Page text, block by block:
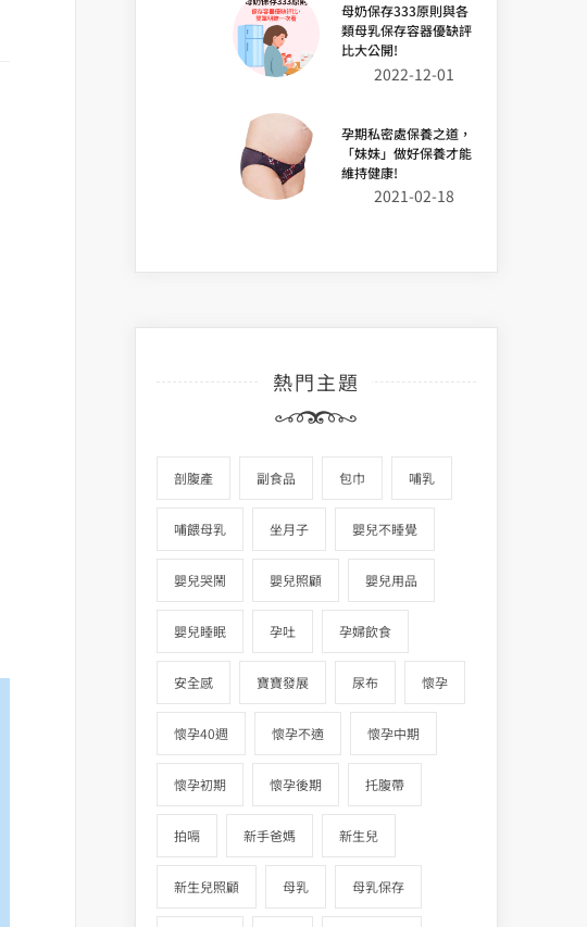
母奶保存333原則與各
類母乳保存容器優缺評
比大公開!
2022-12-01
孕期私密處保養之道，
「妹妹」做好保養才能
維持健康!
2021-02-18
熱門主題
剖腹產 副食品 包巾 哺乳
哺餵母乳 坐月子 嬰兒不睡覺
嬰兒哭鬧 嬰兒照顧 嬰兒用品
嬰兒睡眠 孕吐 孕婦飲食
安全感 寶寶發展 尿布 懷孕
懷孕40週 懷孕不適 懷孕中期
懷孕初期 懷孕後期 托腹帶
拍嗝 新手爸媽 新生兒
新生兒照顧 母乳 母乳保存